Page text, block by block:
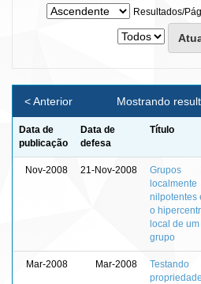
Resultados/
Mostrando
< Anterior
Data de
publicação
Data de
defesa
Título
Nov-2008 21-Nov-2008
Grupos
localmente
nilpotentes
o
local de um
grupo
Mar-2008 Mar-2008
Testando